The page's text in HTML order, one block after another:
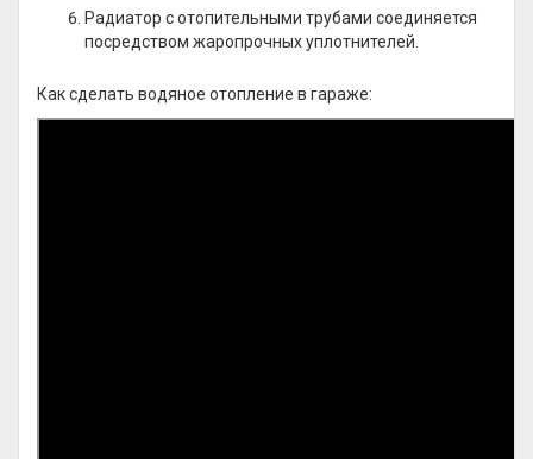
Радиатор с отопительными трубами соединяется
посредством жаропрочных уплотнителей.
Как сделать водяное отопление в гараже: